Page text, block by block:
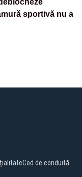
sportivă nu a
Cod de conduită